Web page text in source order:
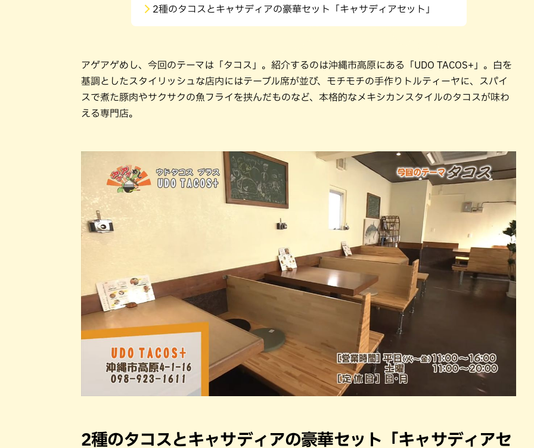
2種のタコスとキャサディアの豪華セット「キャサディアセット」
アゲアゲめし、今回のテーマは「タコス」。紹介するのは沖縄市高原にある「UDO TACOS+」。白を
基調としたスタイリッシュな店内にはテーブル席が並び、モチモチの手作りトルティーヤに、スパイ
スで煮た豚肉やサクサクの魚フライを挟んだものなど、本格的なメキシカンスタイルのタコスが味わ
える専門店。
2種のタコスとキャサディアの豪華セット「キャサディアセ